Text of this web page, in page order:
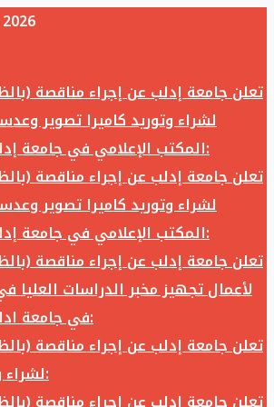
تعلن جامعة إدلب عن إجراء مناقصة
لشراء وتوريد كاميرا تصوير
المكتب الإعلامي في جامعة إدلب وفق الآتي:
تعلن جامعة إدلب عن إجراء مناقصة
لشراء وتوريد كاميرا تصوير
المكتب الإعلامي في جامعة إدلب وفق الآتي:
تعلن جامعة إدلب عن إجراء مناقصة
لأعمال تجهيز مخبر الدراسات العليا
في جامعة ادلب وفق الآتي:
تعلن جامعة إدلب عن إجراء مناقصة
لشراء وتوريد ما يلي: